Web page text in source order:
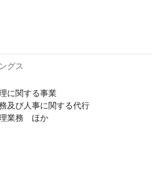
グス
に関する事業
及び人事に関する代行
業務　ほか